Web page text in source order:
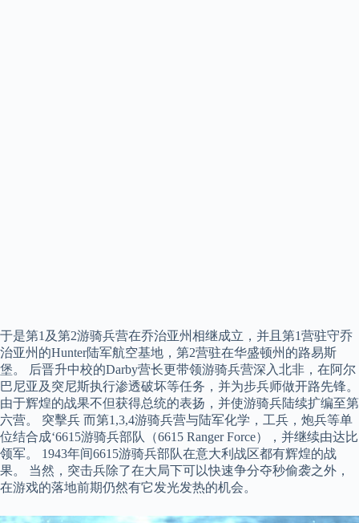
于是第1及第2游骑兵营在乔治亚州相继成立，并且第1营驻守乔
治亚州的Hunter陆军航空基地，第2营驻在华盛顿州的路易斯
堡。 后晋升中校的Darby营长更带领游骑兵营深入北非，在阿尔
巴尼亚及突尼斯执行渗透破坏等任务，并为步兵师做开路先锋。
由于辉煌的战果不但获得总统的表扬，并使游骑兵陆续扩编至第
六营。 突擊兵 而第1,3,4游骑兵营与陆军化学，工兵，炮兵等单
位结合成‘6615游骑兵部队（6615 Ranger Force），并继续由达比
领军。 1943年间6615游骑兵部队在意大利战区都有辉煌的战
果。 当然，突击兵除了在大局下可以快速争分夺秒偷袭之外，
在游戏的落地前期仍然有它发光发热的机会。